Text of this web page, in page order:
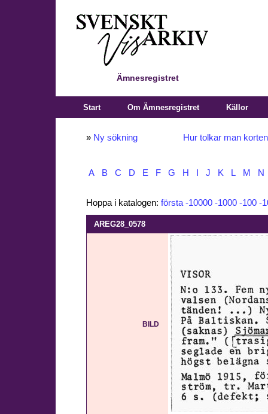
Ämnesregistret
Start Om Ämnesregistret Källor
» Ny sökning Hur tolkar man
A B C D E F G H J K L M N
Hoppa i katalogen: första -10000 -1000 -100 -
AREG28_0578
BILD